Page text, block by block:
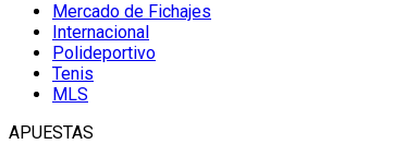
Mercado de Fichajes
Internacional
Polideportivo
Tenis
MLS
APUESTAS